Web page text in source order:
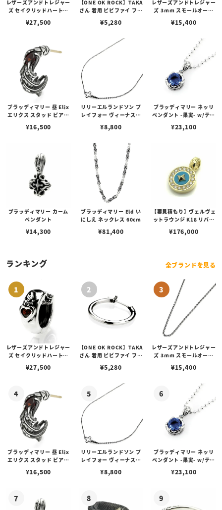
レザーズアンドトレジャー
ズ セイクリッドハートピ
¥27,500
【ONE OK ROCK】TAKA
さん 着用 ビビファイ フー
¥5,280
レザーズアンドトレジャー
ズ 3mm スモールオーバ
ブスタークラスプ＆LTロ
¥15,400
ブラッディマリー 昼 Elix
エリクス スタッド ピアス
¥16,500
リリーエルランドソン プ
レイフォー ヴィーナスチ
¥8,800
ブラッディマリー ネッリ
ペンダント -果実- w/ティ
¥23,100
ブラッディマリー カーム
ペンダント
¥14,300
ブラッディマリー Eld い
にしえ ネックレス 60cm
¥81,400
【要見積もり】ヴェルヴェ
ットラウンジ K18 リバテ
ターコイズ
¥176,000
ランキング 全ブランドを見る
レザーズアンドトレジャー
ズ セイクリッドハートピ
¥27,500
【ONE OK ROCK】TAKA
さん 着用 ビビファイ フー
¥5,280
レザーズアンドトレジャー
ズ 3mm スモールオーバ
ブスタークラスプ＆LTロ
¥15,400
ブラッディマリー 昼 Elix
エリクス スタッド ピアス
¥16,500
リリーエルランドソン プ
レイフォー ヴィーナスチ
¥8,800
ブラッディマリー ネッリ
ペンダント -果実- w/ティ
¥23,100